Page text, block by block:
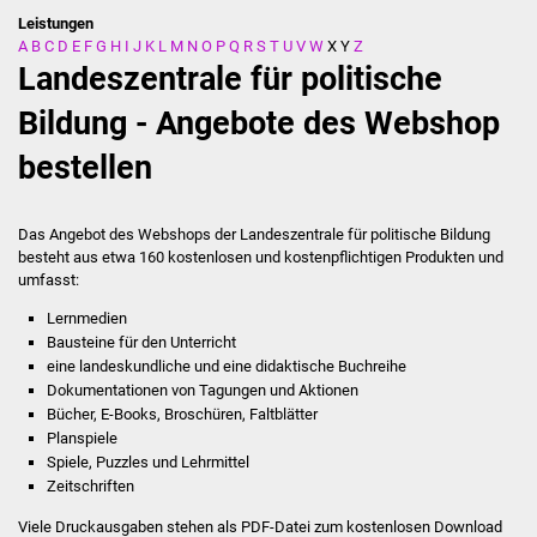
Stadtverwaltung
Ansprechpartner
Ortsrecht
Leistungen
A B C D E F G H I J K L M N O P Q R S T U V W X Y Z
Landeszentrale für politische
Bildung - Angebote des Webshop
bestellen
Das Angebot des Webshops der Landeszentrale für politische Bildung
besteht aus etwa 160 kostenlosen und kostenpflichtigen Produkten und
umfasst:
Lernmedien
Bausteine für den Unterricht
eine landeskundliche und eine didaktische Buchreihe
Dokumentationen von Tagungen und Aktionen
Bücher, E-Books, Broschüren, Faltblätter
Planspiele
Spiele, Puzzles und Lehrmittel
Zeitschriften
Viele Druckausgaben stehen als PDF-Datei zum kostenlosen Download